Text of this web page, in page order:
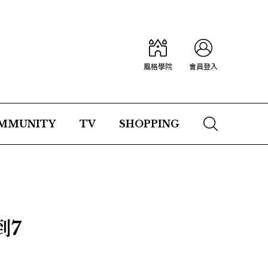
風格學院 會員登入
TV SHOPPING
7